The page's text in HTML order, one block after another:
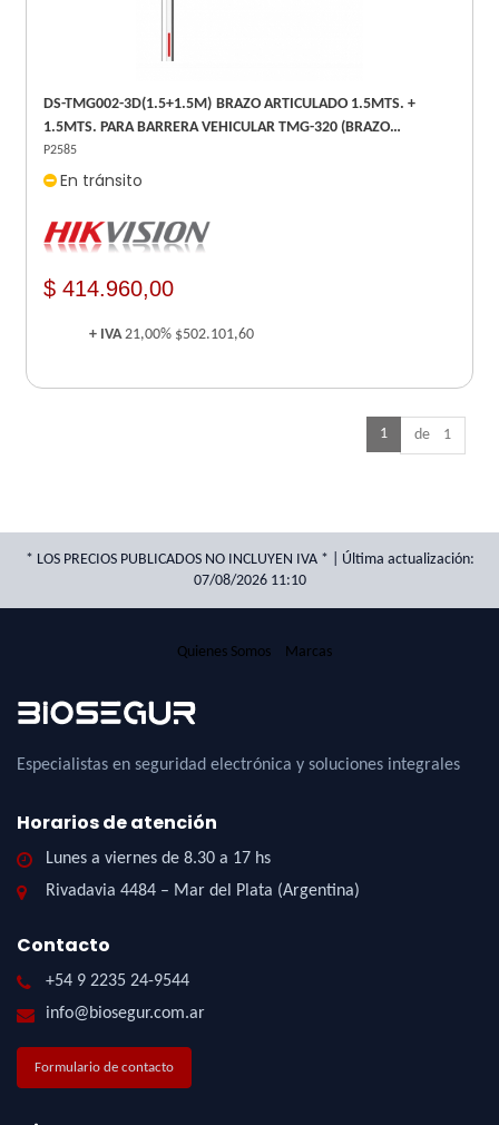
DS-TMG002-3D(1.5+1.5M) BRAZO ARTICULADO 1.5MTS. +
1.5MTS. PARA BARRERA VEHICULAR TMG-320 (BRAZO
P2585
En tránsito
$ 414.960,00
+ IVA21,00% $502.101,60
1 de 1
* LOS PRECIOS PUBLICADOS NO INCLUYEN IVA * | Última actualización:
07/08/2026 11:10
Quienes Somos Marcas
Especialistas en seguridad electrónica y soluciones integrales
Horarios de atención
Lunes a viernes de 8.30 a 17 hs
Rivadavia 4484 – Mar del Plata (Argentina)
Contacto
+54 9 2235 24-9544
info@biosegur.com.ar
Formulario de contacto